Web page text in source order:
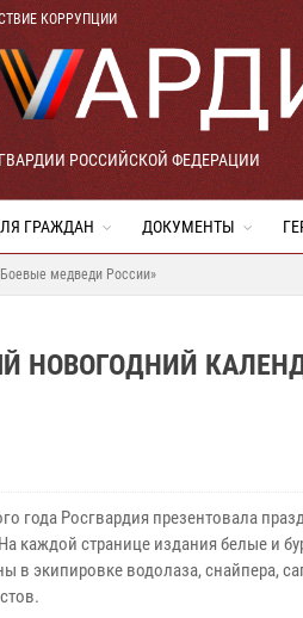
КОРРУПЦИИ
РОССИЙСКОЙ ФЕДЕРАЦИИ
ГРАЖДАН ДОКУМЕНТЫ
медведи России»
НОВОГОДНИЙ
года Росгвардия презентовала
каждой странице издания белые и
в экипировке водолаза, снайпера,